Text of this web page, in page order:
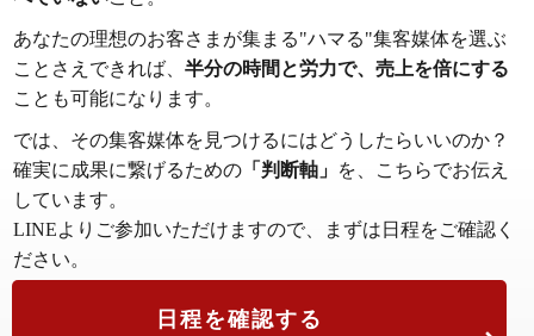
あなたの理想のお客さまが集まる"ハマる"集客媒体を選ぶ
ことさえできれば、 半分の時間と労力で、売上を倍にする
ことも可能になります。
では、その集客媒体を見つけるにはどうしたらいいのか？
確実に成果に繋げるための 「判断軸」 を、こちらでお伝え
しています。
LINEよりご参加いただけますので、まずは日程をご確認く
ださい。
日程を確認する